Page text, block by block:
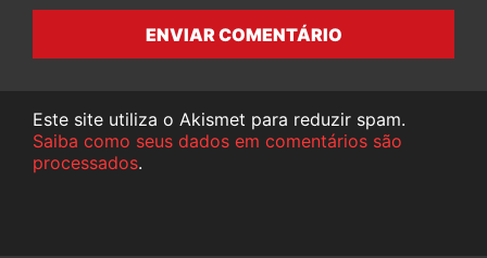
ENVIAR COMENTÁRIO
Este site utiliza o Akismet para reduzir spam.
Saiba como seus dados em comentários são
processados.